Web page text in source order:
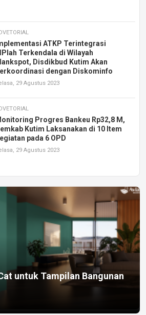
ATKP Terintegrasi
Terkendala di Wilayah
Disdikbud Kutim Akan
dengan Diskominfo
29 Agustus 2023
Progres Bankeu Rp32,8 M,
Kutim Laksanakan di 10 Item
pada 6 OPD
29 Agustus 2023
untuk Tampilan Bangunan